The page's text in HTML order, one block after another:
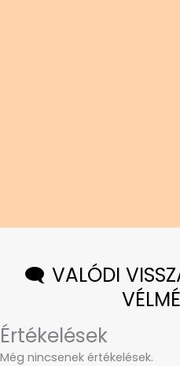
🗨️ VALÓDI
Értékelések
Még nincsenek értékelések.